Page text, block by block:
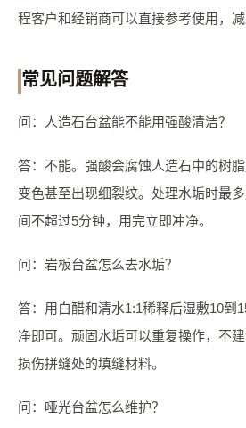
程客户和经销商可以直接参考使用，减
常见问题解答
问：人造石台盆能不能用强酸清洁？
答：不能。强酸会腐蚀人造石中的树脂
变色甚至出现细裂纹。处理水垢时最
间不超过5分钟，用完立即冲净。
问：岩板台盆怎么去水垢？
答：用白醋和清水1:1稀释后湿敷10到
净即可。顽固水垢可以重复操作，不
损伤拼缝处的填缝材料。
问：哑光台盆怎么维护？